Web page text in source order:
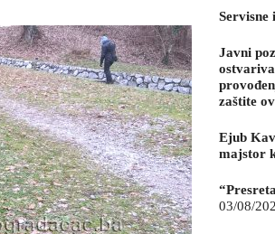
Servisne
Javni
zaštite
Ejub
majstor
03/08/